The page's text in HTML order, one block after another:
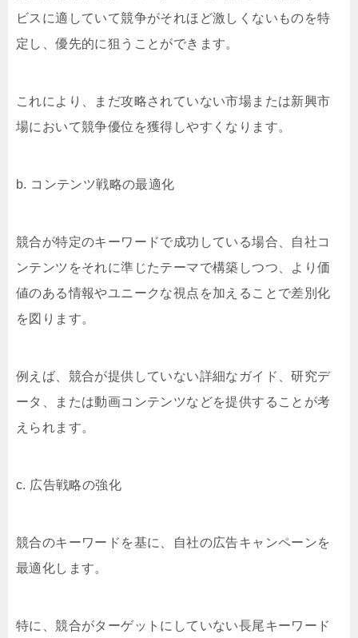
ビスに適していて競争がそれほど激しくないものを特
定し、優先的に狙うことができます。
これにより、まだ攻略されていない市場または新興市
場において競争優位を獲得しやすくなります。
b. コンテンツ戦略の最適化
競合が特定のキーワードで成功している場合、自社コ
ンテンツをそれに準じたテーマで構築しつつ、より価
値のある情報やユニークな視点を加えることで差別化
を図ります。
例えば、競合が提供していない詳細なガイド、研究デ
ータ、または動画コンテンツなどを提供することが考
えられます。
c. 広告戦略の強化
競合のキーワードを基に、自社の広告キャンペーンを
最適化します。
特に、競合がターゲットにしていない長尾キーワード